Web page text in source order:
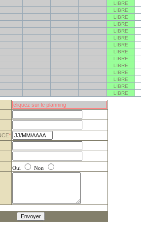
LIBRE
LIBRE
LIBRE
LIBRE
LIBRE
LIBRE
LIBRE
LIBRE
LIBRE
LIBRE
LIBRE
LIBRE
LIBRE
LIBRE
*
Oui Non